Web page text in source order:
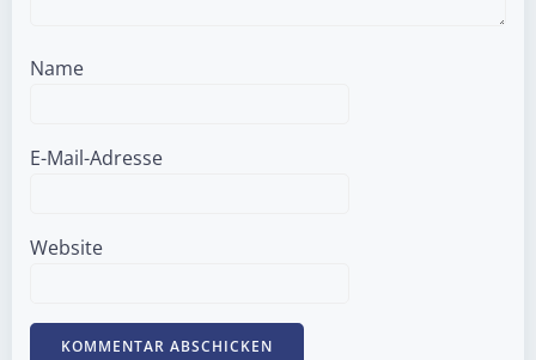
Name
E-Mail-Adresse
Website